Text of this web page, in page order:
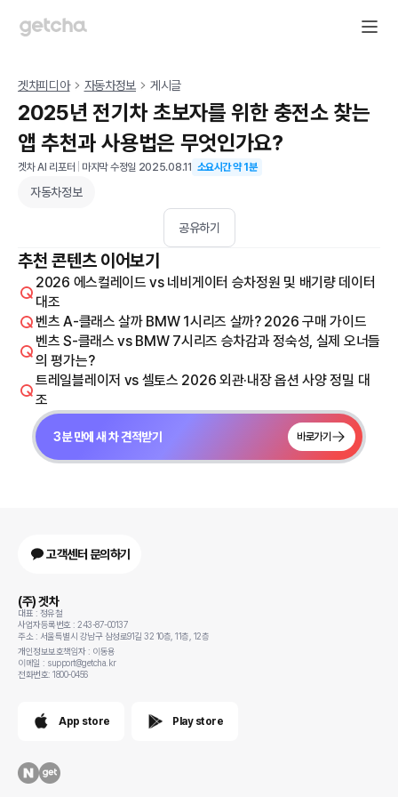
겟차피디아 자동차정보 게시글
2025년 전기차 초보자를 위한 충전소 찾는
앱 추천과 사용법은 무엇인가요?
겟차 AI 리포터 마지막 수정일 2025.08.11 소요시간 약1 분
자동차정보
공유하기
추천 콘텐츠 이어보기
2026 에스컬레이드 vs 네비게이터 승차정원 및 배기량 데이터
대조
벤츠 A-클래스 살까 BMW 1시리즈 살까? 2026 구매 가이드
벤츠 S-클래스 vs BMW 7시리즈 승차감과 정숙성, 실제 오너들
의 평가는?
트레일블레이저 vs 셀토스 2026 외관·내장 옵션 사양 정밀 대
조
3분 만에 새 차 견적받기 바로가기
고객센터 문의하기
(주) 겟차
대표 : 정유철
사업자등록번호 : 243-87-00137
주소 : 서울특별시 강남구 삼성로91길 32 10층, 11층, 12층
개인정보보호책임자 : 이동용
이메일 : support@getcha.kr
전화번호: 1800-0456
App store Play store